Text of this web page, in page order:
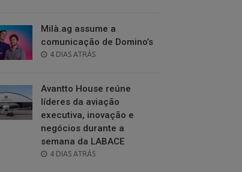
Milà.ag assume a
comunicação de Domino’s
POSTED
4 DIAS ATRÁS
Avantto House reúne
líderes da aviação
executiva, inovação e
negócios durante a
semana da LABACE
POSTED
4 DIAS ATRÁS